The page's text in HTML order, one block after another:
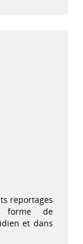
reportages
forme de
et dans